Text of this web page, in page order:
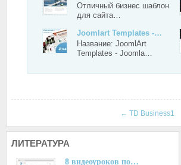
Отличный бизнес шаблон
для сайта…
Joomlart Templates -…
Название: JoomlArt
Templates - Joomla…
← TD Business1
ЛИТЕРАТУРА
8 видеоуроков по…